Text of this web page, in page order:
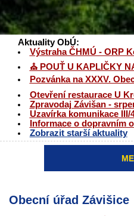
Aktuality ObÚ:
Výstraha ČHMÚ - ORP
⛪ POUŤ U KAPLIČKY
Pozvánka na XXXV.
Otevření restaurace U
Zpravodaj Závišan -
Uzavírka komunikace III/
Informace o dopravním
Zobrazit starší aktuality
Obecní úřad Závišice